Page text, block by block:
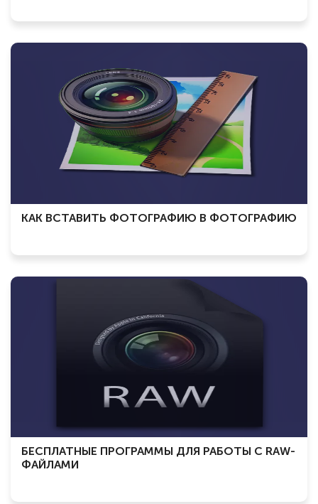
КАК ВСТАВИТЬ ФОТОГРАФИЮ В ФОТОГРАФИЮ
БЕСПЛАТНЫЕ ПРОГРАММЫ ДЛЯ РАБОТЫ С RAW-
ФАЙЛАМИ